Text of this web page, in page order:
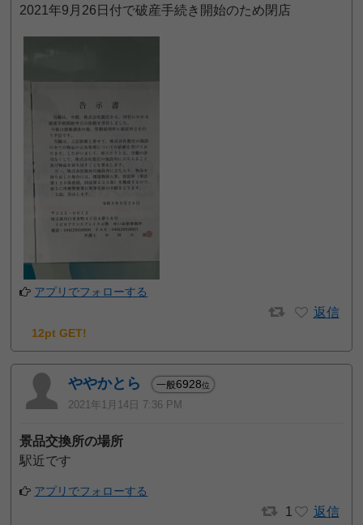
2021年9月26日付で破産手続き開始のため閉店
アプリでフォローする
返信
12pt GET!
ややかとら 一般6928位
2021年1月14日 7:36 PM
景品交換所の場所
駅近です
アプリでフォローする
1 返信